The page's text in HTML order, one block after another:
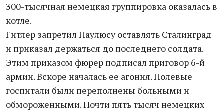
300-тысячная немецкая группировка оказалась в
котле.
Гитлер запретил Паулюсу оставлять Сталинград
и приказал держаться до последнего солдата.
Этим приказом фюрер подписал приговор 6-й
армии. Вскоре началась ее агония. Полевые
госпитали были переполнены больными и
обмороженными. Почти пять тысяч немецких